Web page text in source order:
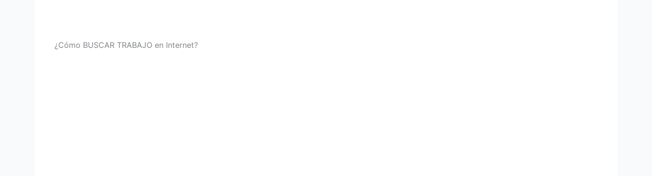
¿Cómo BUSCAR TRABAJO en Internet?